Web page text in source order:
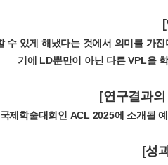
있게 해냈다는 것에서 의미를 가
기에 LD뿐만이 아닌 다른 VPL을
[연구결과
제학술대회인 ACL 2025에 소개될
[성